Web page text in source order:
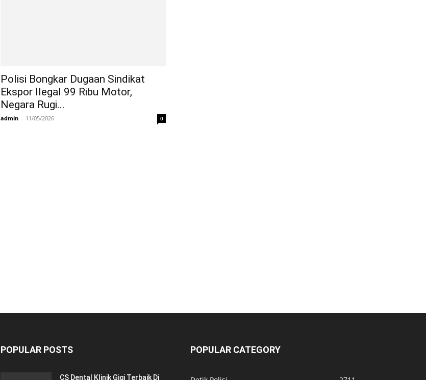
Polisi Bongkar Dugaan Sindikat
Ekspor Ilegal 99 Ribu Motor,
Negara Rugi...
admin - 11/05/2026 0
POPULAR POSTS
CS Dental Klinik Gigi Terbaik Di
POPULAR CATEGORY